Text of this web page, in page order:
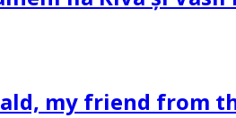
my friend from